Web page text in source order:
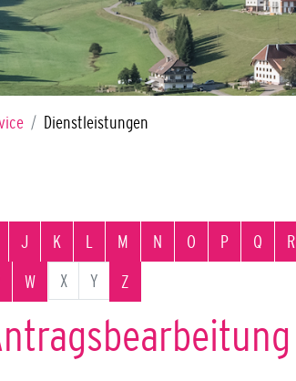
Dienstleistungen
J K L M N O P Q
R
W X Y Z